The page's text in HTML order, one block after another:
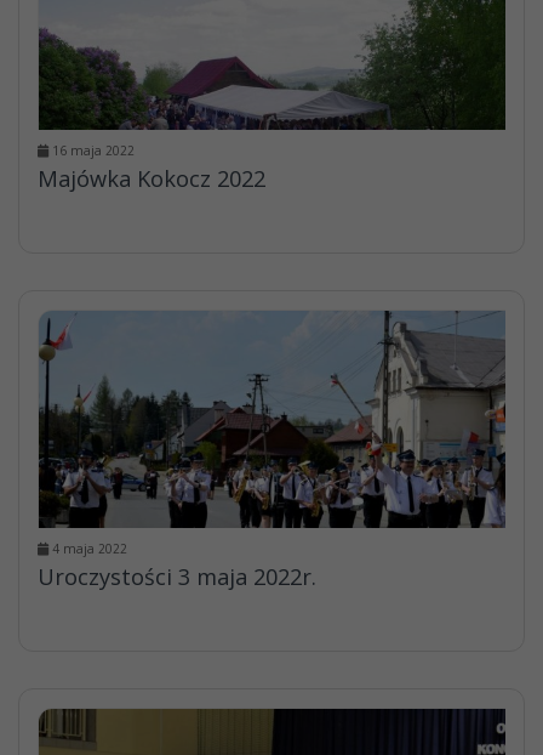
16 maja 2022
Majówka Kokocz 2022
4 maja 2022
Uroczystości 3 maja 2022r.